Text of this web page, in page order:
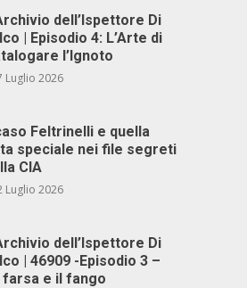
dell’Ispettore Di
| Episodio 4: L’Arte di
l’Ignoto
Luglio 2026
Feltrinelli e quella
speciale nei file segreti
CIA
Luglio 2026
dell’Ispettore Di
| 46909 -Episodio 3 –
farsa e il fango